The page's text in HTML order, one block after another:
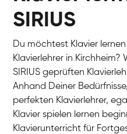
SIRIUS
Du möchtest Klavier
Klavierlehrer in
SIRIUS geprüften
Anhand Deiner
perfekten Klavierlehrer,
Klavier spielen lernen
Klavierunterricht für